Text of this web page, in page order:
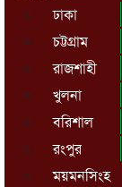
ঢাকা
চট্টগ্রাম
রাজশাহী
খুলনা
বরিশাল
রংপুর
ময়মনসিংহ